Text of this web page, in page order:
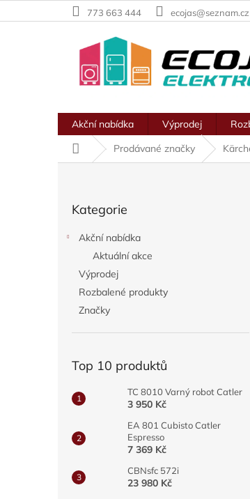
na
773 663 444 ecojas@seznam.cz
Akční nabídka Výprodej
Domů
Prodávané značky
kategorie
Kategorie
Akční nabídka
Aktuální akce
Výprodej
Rozbalené produkty
Značky
Top 10 produktů
TC 8010 Varný robot Catler
3 950 Kč
EA 801 Cubisto Catler
Espresso
7 369 Kč
CBNsfc 572i
23 980 Kč